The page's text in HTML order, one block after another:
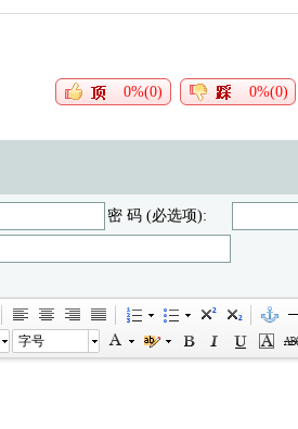
0%(0) 0%(0)
密 码 (必选项):
字号